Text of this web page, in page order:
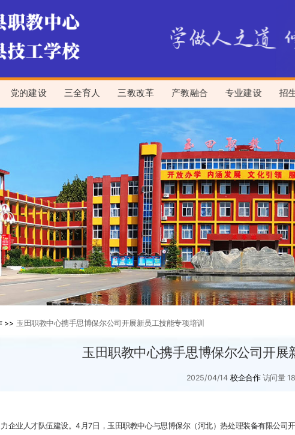
党的建设 三全育人 三教改革 产教融合 专业建设 招
>> 玉田职教中心携手思博保尔公司开展新员工技能专项培训
玉田职教中心携手思博保尔公司开展
2025/04/14校企合作 访问量
业人才队伍建设。4月7日，玉田职教中心与思博保尔（河北）热处理装备有限公司